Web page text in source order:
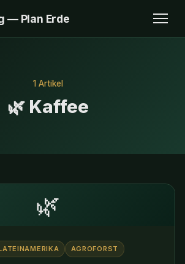
— Plan Erde
1 Artikel
🌿 Kaffee
🌿
AGROFORST